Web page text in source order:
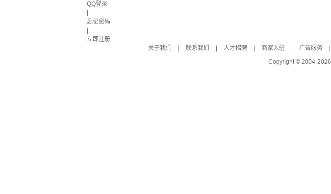
QQ登录
忘记密码
立即注册
关于我们
联系我们 人才招聘 商家入驻 广告服务
Copyright © 2004-2026